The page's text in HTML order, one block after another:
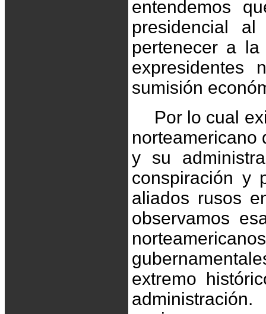
entendemos
presidencial
pertenecer a
expresidentes
sumisión
Por lo cual
norteamericano
y su
conspiración y
aliados rusos
observamos
extremo